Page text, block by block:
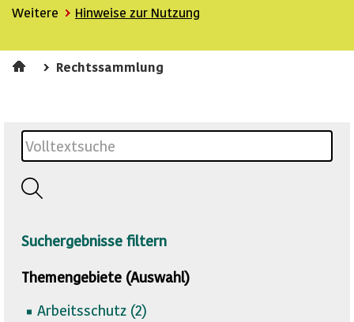
Weitere
Hinweise zur Nutzung
Rechtssammlung
Suchergebnisse filtern
Themengebiete (Auswahl)
Arbeitsschutz (2)